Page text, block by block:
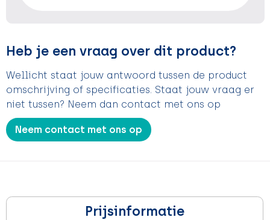
Heb je een vraag over dit product?
Wellicht staat jouw antwoord tussen de product
omschrijving of specificaties. Staat jouw vraag er
niet tussen? Neem dan contact met ons op
Neem contact met ons op
Prijsinformatie